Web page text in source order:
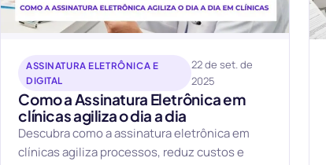
ASSINATURA ELETRÔNICA E
DIGITAL
22 de set. de
2025
Como a Assinatura Eletrônica em
clínicas agiliza o dia a dia
Descubra como a assinatura eletrônica em
clínicas agiliza processos, reduz custos e